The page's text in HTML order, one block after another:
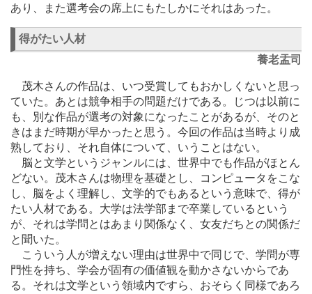
あり、また選考会の席上にもたしかにそれはあった。
得がたい人材
養老盂司
茂木さんの作品は、いつ受賞してもおかしくないと思っ
ていた。あとは競争相手の問題だけである。じつは以前に
も、別な作品が選考の対象になったことがあるが、そのと
きはまだ時期が早かったと思う。今回の作品は当時より成
熟しており、それ自体について、いうことはない。
脳と文学というジャンルには、世界中でも作品がほとん
どない。茂木さんは物理を基礎とし、コンピュータをこな
し、脳をよく理解し、文学的でもあるという意味で、得が
たい人材である。大学は法学部まで卒業しているという
が、それは学問とはあまり関係なく、女友だちとの関係だ
と聞いた。
こういう人が増えない理由は世界中で同じで、学問が専
門性を持ち、学会が固有の価値観を動かさないからであ
る。それは文学という領域内ですら、おそらく同様であろ